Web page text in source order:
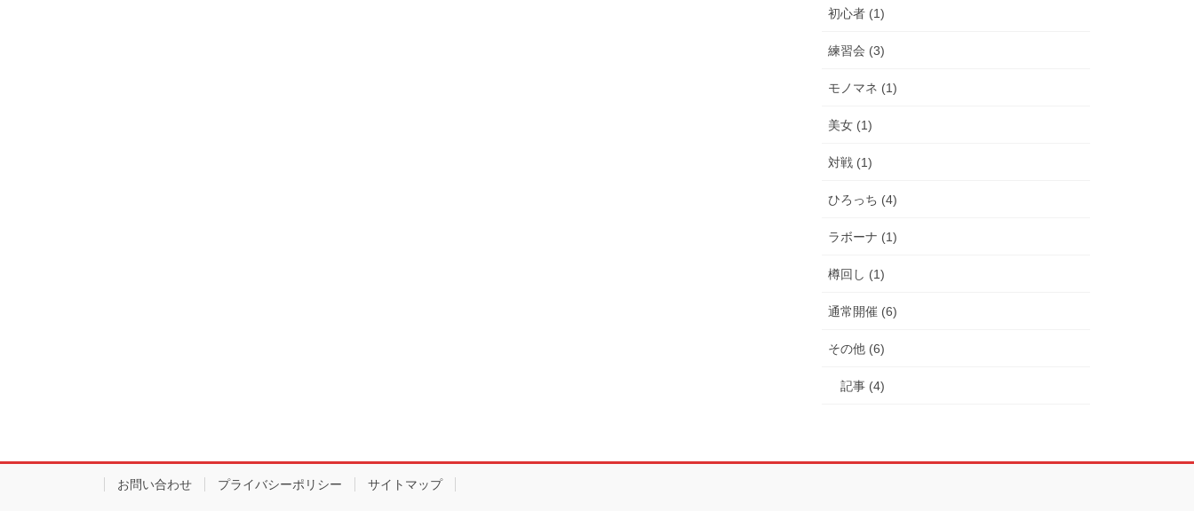
初心者 (1)
練習会 (3)
モノマネ (1)
美女 (1)
対戦 (1)
ひろっち (4)
ラボーナ (1)
樽回し (1)
通常開催 (6)
その他 (6)
記事 (4)
お問い合わせ プライバシーポリシー サイトマップ